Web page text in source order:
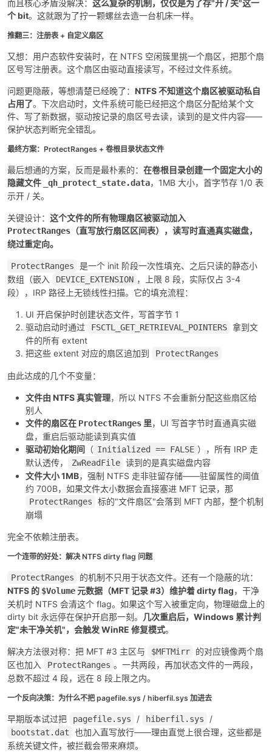
而且核心矛盾没解决： 这么复杂的机制，仅仅是为了存"开 / 关"这一
个 bit。这就跟为了拧一颗螺丝去造一台机床一样。
推翻三：注册表 + 自定义扇区
又想：用户态软件安装时，在 NTFS 空闲簇里挑一个扇区，把那个扇
区号写注册表。这个扇区由驱动直接读写，不经过文件系统。
问题更隐蔽，等想清楚已经晚了： NTFS 不知道这个扇区被驱动私自
占用了。下次启动时，文件系统可能已经把这个扇区分配给某个文
件、写了新数据，驱动按记录的扇区号去读，读到的是文件内容——
保护状态判断完全错乱。
最终方案：ProtectRanges + 卷根目录状态文件
最后想通的方案，反而是最朴素的： 在卷根目录创建一个固定大小的
隐藏文件
_qh_protect_state.data，1MB 大小，首字节存 1/0 表
示开 / 关。
关键设计： 这个文件的所有物理扇区被驱动加入
ProtectRanges （直写放行扇区区间表），读写时直通真实磁盘，
绕过重定向。
ProtectRanges
是一个 init 阶段一次性填充、之后只读的静态小
数组（嵌入
DEVICE_EXTENSION ，上限 8 段，实际仅占 3-4
段），IRP 路径上无锁线性扫描。它的填充流程：
UI 开启保护时创建状态文件，写首字节 1
驱动启动时通过
FSCTL_GET_RETRIEVAL_POINTERS 拿到文
件的所有 extent
把这些 extent 对应的扇区追加到
ProtectRanges
由此达成的几个不变量：
文件由 NTFS 真实管理，所以 NTFS 不会重新分配这些扇区给
别人
文件的扇区在 ProtectRanges 里，UI 写首字节时直通真实磁
盘，重启后驱动能读到真实值
驱动初始化期间 （ Initialized == FALSE ），所有 IRP 走
默认透传，
ZwReadFile 读到的是真实磁盘内容
文件大小 1MB，强制 NTFS 走非驻留存储——驻留属性的阈值
约 700B，如果文件太小数据会直接塞进 MFT 记录，那
ProtectRanges
标的"文件扇区"会落到 MFT 内部，整个机制
崩塌
完全不依赖注册表。
一个连带的好处：解决 NTFS dirty flag 问题
ProtectRanges
的机制不只用于状态文件。还有一个隐蔽的坑：
NTFS 的 $Volume元数据（MFT 记录 #3）维护着 dirty flag，干净
关机时 NTFS 会清这个 flag。如果这个写入被重定向，物理磁盘上的
dirty bit 永远停在保护开启那一刻。
几次重启后，Windows 累计判
定"未干净关机"，会触发 WinRE 修复模式。
解决方法很对称：把 MFT #3 主区与 $MFTMirr
的对应镜像两个扇
区也加入
ProtectRanges 。一共两段，再加状态文件的一两段，
总数不超过 4 段，远在 8 段上限之内。
一个反向决策：为什么不把 pagefile.sys / hiberfil.sys 加进去
早期版本试过把 pagefile.sys / hiberfil.sys /
bootstat.dat
也加入直写放行——理由直觉上很合理，这些都是
系统关键文件，被拦截会带来麻烦。